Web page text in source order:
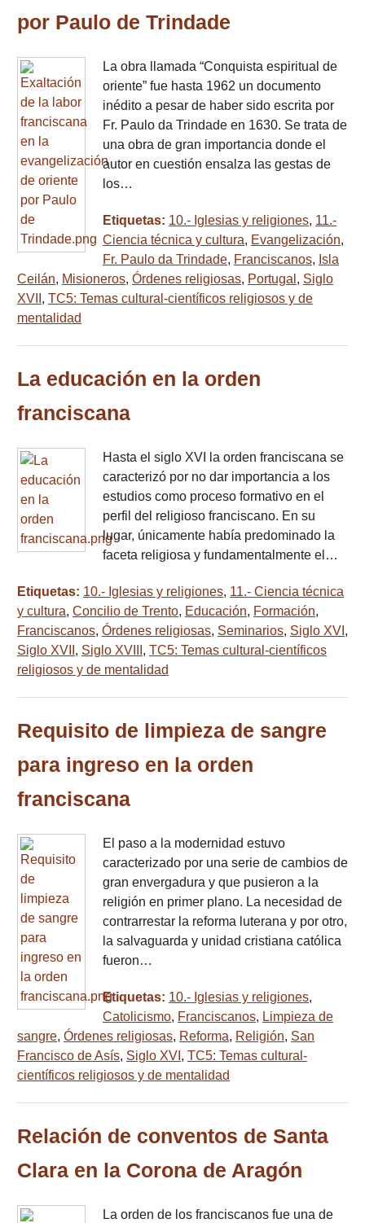
por Paulo de Trindade
La obra llamada “Conquista espiritual de
oriente” fue hasta 1962 un documento
inédito a pesar de haber sido escrita por
Fr. Paulo da Trindade en 1630. Se trata de
una obra de gran importancia donde el
autor en cuestión ensalza las gestas de
los…
Etiquetas: 10.- Iglesias y religiones, 11.-
Ciencia técnica y cultura, Evangelización,
Fr. Paulo da Trindade, Franciscanos, Isla
Ceilán, Misioneros, Órdenes religiosas, Portugal , Siglo
XVII , TC5: Temas cultural-científicos religiosos y de
mentalidad
La educación en la orden
franciscana
Hasta el siglo XVI la orden franciscana se
caracterizó por no dar importancia a los
estudios como proceso formativo en el
perfil del religioso franciscano. En su
lugar, únicamente había predominado la
faceta religiosa y fundamentalmente el…
Etiquetas: 10.- Iglesias y religiones, 11.- Ciencia técnica
y cultura, Concilio de Trento, Educación, Formación,
Franciscanos, Órdenes religiosas, Seminarios, Siglo XVI ,
Siglo XVII , Siglo XVIII , TC5: Temas cultural-científicos
religiosos y de mentalidad
Requisito de limpieza de sangre
para ingreso en la orden
franciscana
El paso a la modernidad estuvo
caracterizado por una serie de cambios de
gran envergadura y que pusieron a la
religión en primer plano. La necesidad de
contrarrestar la reforma luterana y por otro,
la salvaguarda y unidad cristiana católica
fueron…
Etiquetas: 10.- Iglesias y religiones,
Catolicismo, Franciscanos, Limpieza de
sangre, Órdenes religiosas, Reforma, Religión, San
Francisco de Asís, Siglo XVI , TC5: Temas cultural-
científicos religiosos y de mentalidad
Relación de conventos de Santa
Clara en la Corona de Aragón
La orden de los franciscanos fue una de